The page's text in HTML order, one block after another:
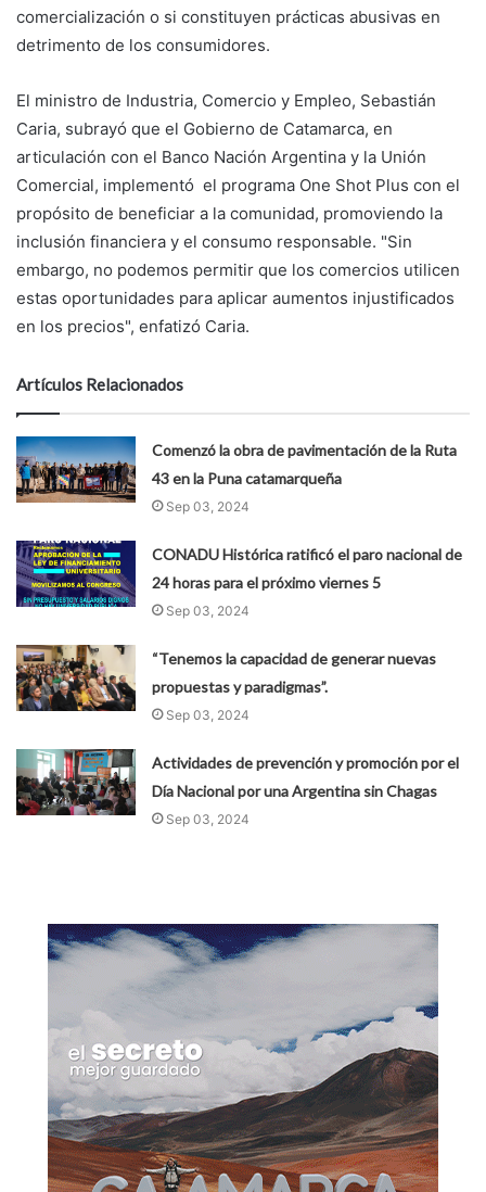
comercialización o si constituyen prácticas abusivas en
detrimento de los consumidores.
El ministro de Industria, Comercio y Empleo, Sebastián
Caria, subrayó que el Gobierno de Catamarca, en
articulación con el Banco Nación Argentina y la Unión
Comercial, implementó el programa One Shot Plus con el
propósito de beneficiar a la comunidad, promoviendo la
inclusión financiera y el consumo responsable. "Sin
embargo, no podemos permitir que los comercios utilicen
estas oportunidades para aplicar aumentos injustificados
en los precios", enfatizó Caria.
Artículos Relacionados
Comenzó la obra de pavimentación de la Ruta
43 en la Puna catamarqueña
Sep 03, 2024
CONADU Histórica ratificó el paro nacional de
24 horas para el próximo viernes 5
Sep 03, 2024
“Tenemos la capacidad de generar nuevas
propuestas y paradigmas”.
Sep 03, 2024
Actividades de prevención y promoción por el
Día Nacional por una Argentina sin Chagas
Sep 03, 2024